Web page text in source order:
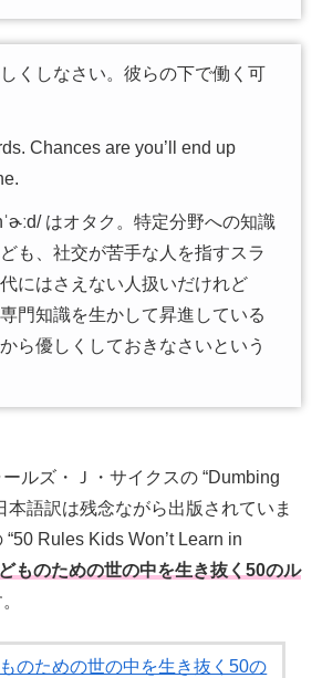
くしなさい。彼らの下で働く可
Chances are you’ll end up
はオタク。特定分野への知識
も、社交が苦手な人を指すスラ
にはさえない人扱いだけれど
門知識を生かして昇進している
ら優しくしておきなさいという
ルズ・Ｊ・サイクスの “Dumbing
本語訳は残念ながら出版されていま
Rules Kids Won’t Learn in
どものための世の中を生き抜く50のル
のための世の中を生き抜く50の